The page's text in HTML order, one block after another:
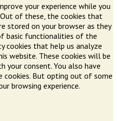
your experience while you
of these, the cookies that
stored on your browser as they
basic functionalities of the
cookies that help us analyze
website. These cookies will be
your consent. You also have
But opting out of some
browsing experience.